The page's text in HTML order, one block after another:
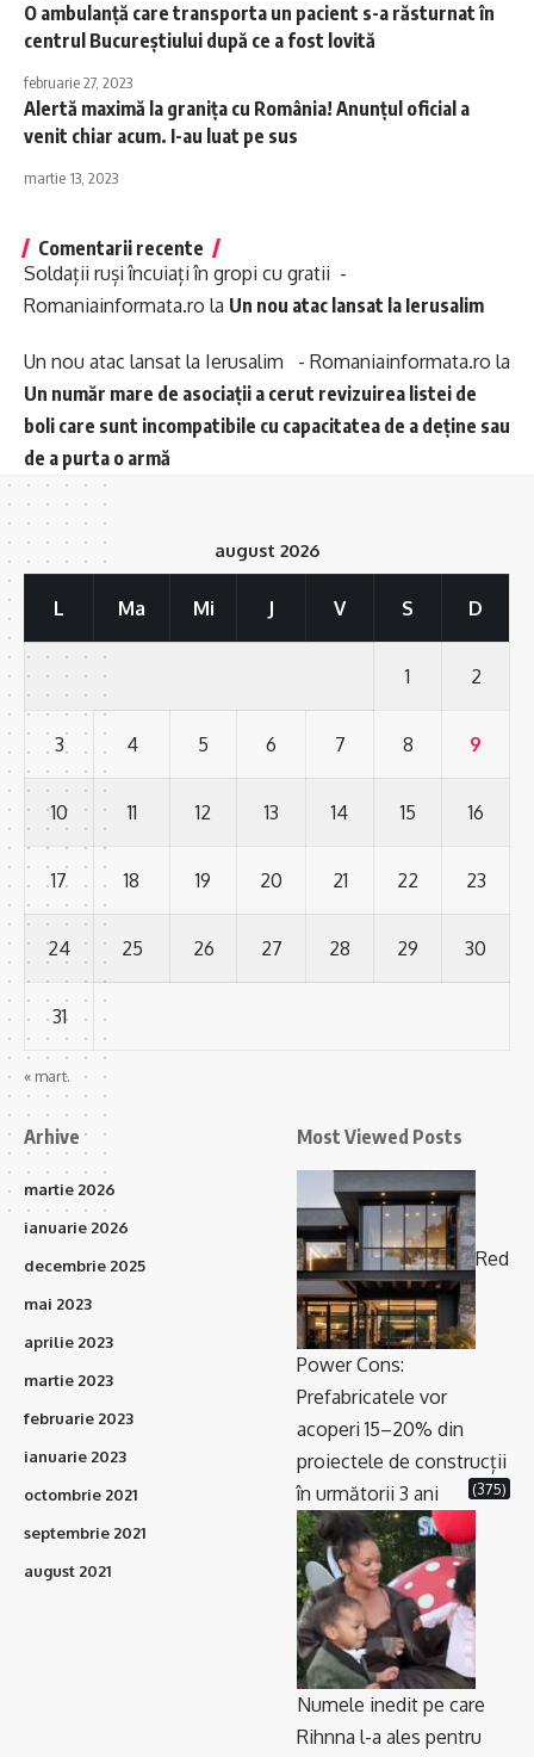
O ambulanță care transporta un pacient s-a răsturnat în
centrul Bucureștiului după ce a fost lovită
februarie 27, 2023
Alertă maximă la graniţa cu România! Anunţul oficial a
venit chiar acum. I-au luat pe sus
martie 13, 2023
Comentarii recente
Soldații ruși încuiați în gropi cu gratii -
Romaniainformata.ro la Un nou atac lansat la Ierusalim
Un nou atac lansat la Ierusalim - Romaniainformata.ro la
Un număr mare de asociații a cerut revizuirea listei de
boli care sunt incompatibile cu capacitatea de a deține sau
de a purta o armă
august 2026
L Ma Mi J V S D
1 2
3 4 5 6 7 8 9
10 11 12 13 14 15 16
17 18 19 20 21 22 23
24 25 26 27 28 29 30
31
« mart.
Arhive
martie 2026
ianuarie 2026
decembrie 2025
mai 2023
aprilie 2023
martie 2023
februarie 2023
ianuarie 2023
octombrie 2021
septembrie 2021
august 2021
Most Viewed Posts
Red
Power Cons:
Prefabricatele vor
acoperi 15–20% din
proiectele de construcții
în următorii 3 ani
(375)
Numele inedit pe care
Rihnna l-a ales pentru